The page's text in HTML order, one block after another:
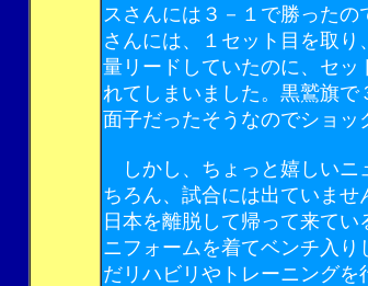
スさんには３－１で勝ったの
さんには、１セット目を取り
量リードしていたのに、セッ
れてしまいました。黒鷲旗で
面子だったそうなのでショッ
しかし、ちょっと嬉しいニ
ちろん、試合には出ていませ
日本を離脱して帰って来て
ニフォームを着てベンチ入り
だリハビリやトレーニングを